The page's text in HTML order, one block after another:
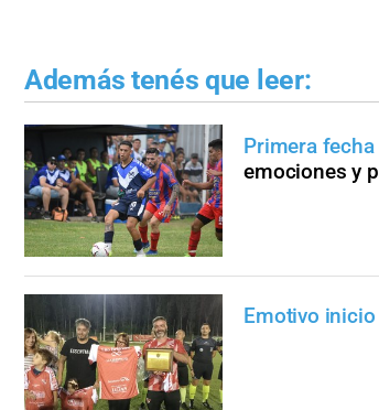
Además tenés que leer:
Primera
emociones y
Emotivo